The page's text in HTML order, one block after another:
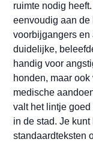
ruimte nodig
eenvoudig aan de
voorbijgangers
duidelijke,
handig voor
honden, maar
medische
valt het lintje
in de stad. Je
standaardteksten